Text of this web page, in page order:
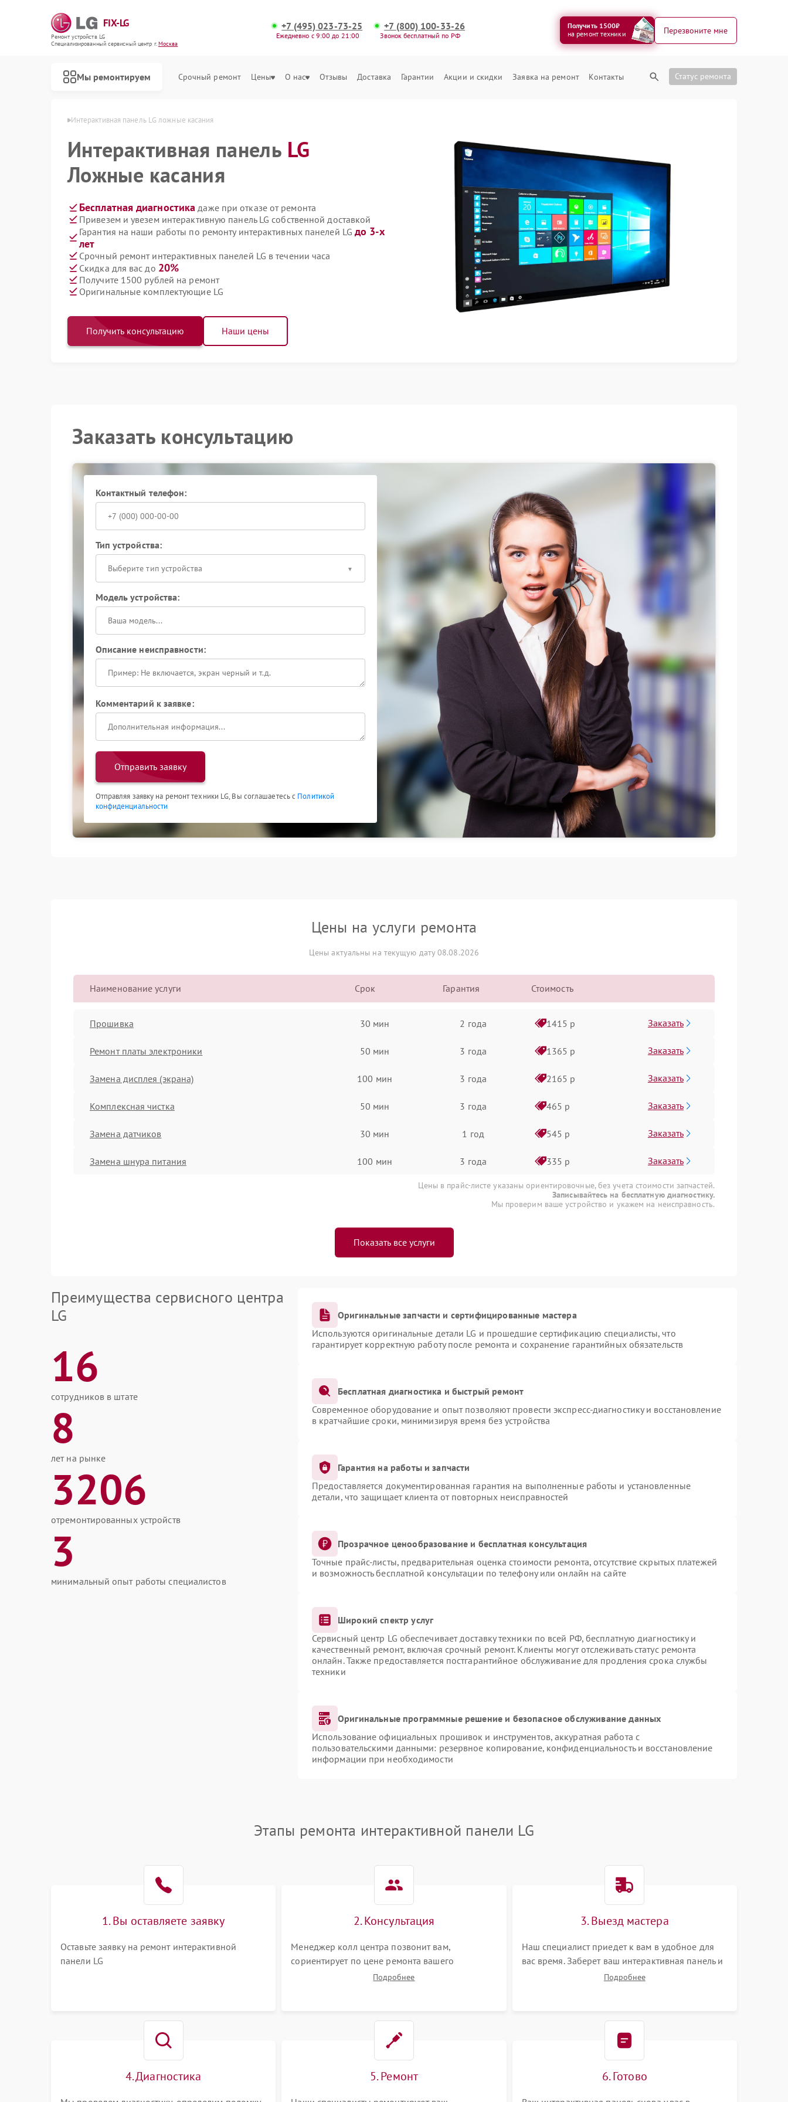
FIX-LG
Ремонт устройств LG
Специализированный cервисный центр г.Москва
+7 (495) 023-73-25
Ежедневно с 9:00 до 21:00
+7 (800) 100-33-26
Звонок бесплатный по РФ
Получить 1500₽
на ремонт техники
Перезвоните мне
Мы ремонтируем Срочный ремонт Цены О нас Отзывы Доставка Гарантии Акции и скидки Заявка на ремонт Контакты Статус ремонта
Интерактивная панель LG ложные касания
Интерактивная панель LG
Ложные касания
Бесплатная диагностика даже при отказе от ремонта
Привезем и увезем интерактивную панель LG собственной доставкой
Гарантия на наши работы по ремонту интерактивных панелей LG до 3-х
лет
Срочный ремонт интерактивных панелей LG в течении часа
Скидка для вас до 20%
Получите 1500 рублей на ремонт
Оригинальные комплектующие LG
Получить консультацию Наши цены
Заказать консультацию
Контактный телефон:
Тип устройства:
Выберите тип устройства
Модель устройства:
Описание неисправности:
Комментарий к заявке:
Отправить заявку
Отправляя заявку на ремонт техники LG, Вы соглашаетесь с Политикой
конфиденциальности
Цены на услуги ремонта
Цены актуальны на текущую дату 08.08.2026
Наименование услуги Срок Гарантия Стоимость
Прошивка 30 мин 2 года 1415 р Заказать
Ремонт платы электроники 50 мин 3 года 1365 р Заказать
Замена дисплея (экрана) 100 мин 3 года 2165 р Заказать
Комплексная чистка 50 мин 3 года 465 р Заказать
Замена датчиков 30 мин 1 год 545 р Заказать
Замена шнура питания 100 мин 3 года 335 р Заказать
Цены в прайс-листе указаны ориентировочные, без учета стоимости запчастей.
Записывайтесь на бесплатную диагностику.
Мы проверим ваше устройство и укажем на неисправность.
Показать все услуги
Преимущества сервисного центра
LG
16
сотрудников в штате
8
лет на рынке
3206
отремонтированных устройств
3
минимальный опыт работы специалистов
Оригинальные запчасти и сертифицированные мастера
Используются оригинальные детали LG и прошедшие сертификацию специалисты, что
гарантирует корректную работу после ремонта и сохранение гарантийных обязательств
Бесплатная диагностика и быстрый ремонт
Современное оборудование и опыт позволяют провести экспресс-диагностику и восстановление
в кратчайшие сроки, минимизируя время без устройства
Гарантия на работы и запчасти
Предоставляется документированная гарантия на выполненные работы и установленные
детали, что защищает клиента от повторных неисправностей
Прозрачное ценообразование и бесплатная консультация
Точные прайс-листы, предварительная оценка стоимости ремонта, отсутствие скрытых платежей
и возможность бесплатной консультации по телефону или онлайн на сайте
Широкий спектр услуг
Сервисный центр LG обеспечивает доставку техники по всей РФ, бесплатную диагностику и
качественный ремонт, включая срочный ремонт. Клиенты могут отслеживать статус ремонта
онлайн. Также предоставляется постгарантийное обслуживание для продления срока службы
техники
Оригинальные программные решение и безопасное обслуживание данных
Использование официальных прошивок и инструментов, аккуратная работа с
пользовательскими данными: резервное копирование, конфиденциальность и восстановление
информации при необходимости
Этапы ремонта интерактивной панели LG
1. Вы оставляете заявку
Оставьте заявку на ремонт интерактивной
панели LG
2. Консультация
Менеджер колл центра позвонит вам,
сориентирует по цене ремонта вашего
интерактивной панели а также ответит на все
Подробнее
3. Выезд мастера
Наш специалист приедет к вам в удобное для
вас время. Заберет ваш интерактивная панель и
привезет на склад для диагностики.
Подробнее
4. Диагностика 5. Ремонт 6. Готово